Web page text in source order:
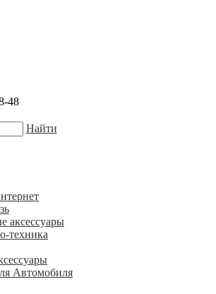
48
Найти
аксессуары
техника
Автомобиля